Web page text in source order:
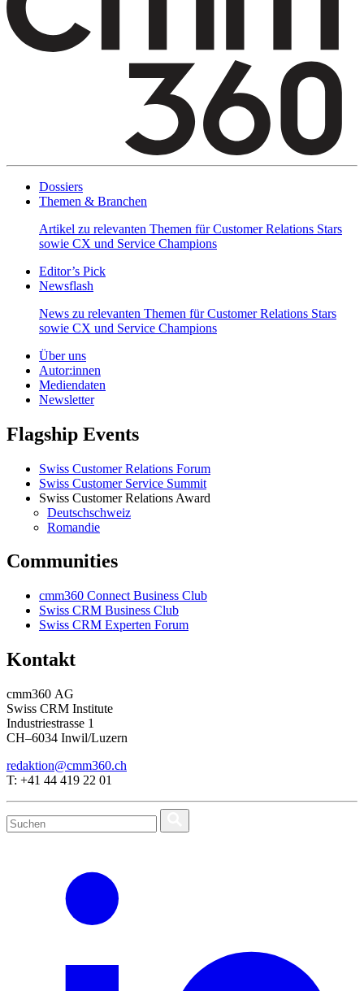
Dossiers
Themen & Branchen
Artikel zu relevanten Themen für Customer Relations Stars
sowie CX und Service Champions
Editor’s Pick
Newsflash
News zu relevanten Themen für Customer Relations Stars
sowie CX und Service Champions
Über uns
Autor:innen
Mediendaten
Newsletter
Flagship Events
Swiss Customer Relations Forum
Swiss Customer Service Summit
Swiss Customer Relations Award
Deutschschweiz
Romandie
Communities
cmm360 Connect Business Club
Swiss CRM Business Club
Swiss CRM Experten Forum
Kontakt
cmm360 AG
Swiss CRM Institute
Industriestrasse 1
CH–6034 Inwil/Luzern
redaktion@cmm360.ch
T: +41 44 419 22 01